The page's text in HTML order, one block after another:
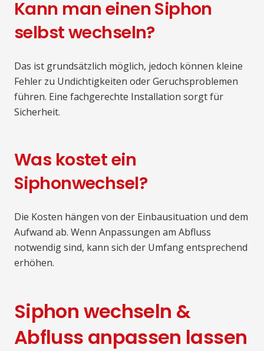
Kann man einen Siphon
selbst wechseln?
Das ist grundsätzlich möglich, jedoch können kleine
Fehler zu Undichtigkeiten oder Geruchsproblemen
führen. Eine fachgerechte Installation sorgt für
Sicherheit.
Was kostet ein
Siphonwechsel?
Die Kosten hängen von der Einbausituation und dem
Aufwand ab. Wenn Anpassungen am Abfluss
notwendig sind, kann sich der Umfang entsprechend
erhöhen.
Siphon wechseln &
Abfluss anpassen lassen